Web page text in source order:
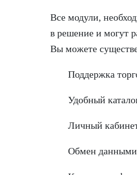
Все модули,
в решение и могут
Вы можете
Поддержка
Удобный
Личный
Обмен